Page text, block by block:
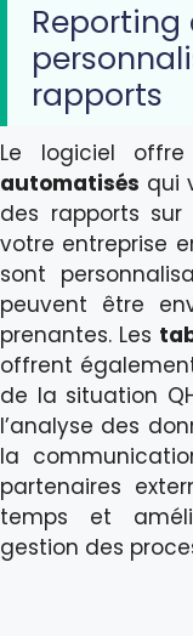
rapports
Le logiciel
automatisés qui
des rapports sur
votre entreprise
sont
peuvent être
prenantes. Les
offrent
de la situation
l’analyse des
la
partenaires
temps et
gestion des